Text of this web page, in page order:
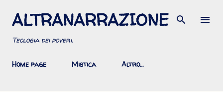
Passa ai contenuti principali
ALTRANARRAZIONE
Teologia dei poveri.
Home page Mistica Altro…